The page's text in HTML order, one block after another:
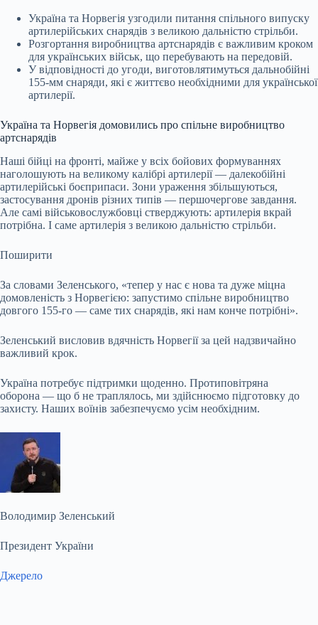
Україна та Норвегія узгодили питання спільного випуску
артилерійських снарядів з великою дальністю стрільби.
Розгортання виробництва артснарядів є важливим кроком
для українських військ, що перебувають на передовій.
У відповідності до угоди, виготовлятимуться дальнобійні
155-мм снаряди, які є життєво необхідними для української
артилерії.
Україна та Норвегія домовились про спільне виробництво
артснарядів
Наші бійці на фронті, майже у всіх бойових формуваннях
наголошують на великому калібрі артилерії — далекобійні
артилерійські боєприпаси. Зони ураження збільшуються,
застосування дронів різних типів — першочергове завдання.
Але самі військовослужбовці стверджують: артилерія вкрай
потрібна. І саме артилерія з великою дальністю стрільби.
Поширити
За словами Зеленського, «тепер у нас є нова та дуже міцна
домовленість з Норвегією: запустимо спільне виробництво
довгого 155-го — саме тих снарядів, які нам конче потрібні».
Зеленський висловив вдячність Норвегії за цей надзвичайно
важливий крок.
Україна потребує підтримки щоденно. Протиповітряна
оборона — що б не траплялось, ми здійснюємо підготовку до
захисту. Наших воїнів забезпечуємо усім необхідним.
Володимир Зеленський
Президент України
Джерело